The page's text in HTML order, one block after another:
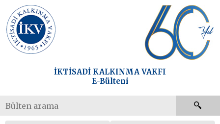
İKTİSADİ KALKINMA VAKFI
E-Bülteni